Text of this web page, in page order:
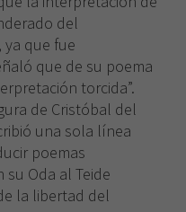
del
ya que fue
que de su poema
torcida”.
de Cristóbal del
una sola línea
poemas
Oda al Teide
la libertad del